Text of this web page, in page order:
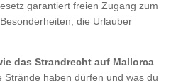
garantiert freien Zugang zum
die Urlauber
das Strandrecht auf Mallorca
Strände haben dürfen und was du